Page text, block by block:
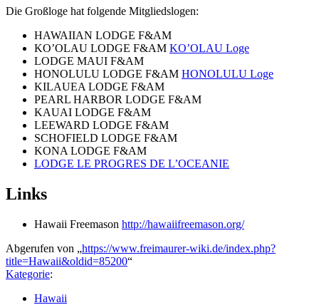
Die Großloge hat folgende Mitgliedslogen:
HAWAIIAN LODGE F&AM
KO’OLAU LODGE F&AM KO’OLAU Loge
LODGE MAUI F&AM
HONOLULU LODGE F&AM HONOLULU Loge
KILAUEA LODGE F&AM
PEARL HARBOR LODGE F&AM
KAUAI LODGE F&AM
LEEWARD LODGE F&AM
SCHOFIELD LODGE F&AM
KONA LODGE F&AM
LODGE LE PROGRES DE L’OCEANIE
Links
Hawaii Freemason http://hawaiifreemason.org/
Abgerufen von „https://www.freimaurer-wiki.de/index.php?
title=Hawaii&oldid=85200“
Kategorie:
Hawaii